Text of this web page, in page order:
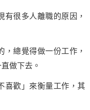
很多人離職的原因，
總覺得做一份工作，
做下去。
歡」來衡量工作，其